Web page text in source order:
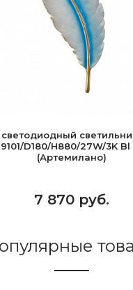
D180/H880/27W/3K
(Артемилано)
7 870 руб.